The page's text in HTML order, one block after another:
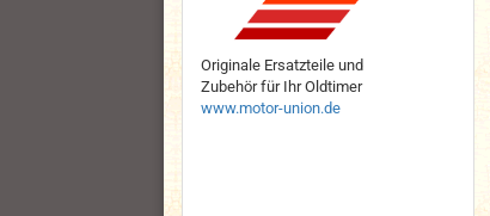
Originale Ersatzteile und
Zubehör für Ihr Oldtimer
www.motor-union.de